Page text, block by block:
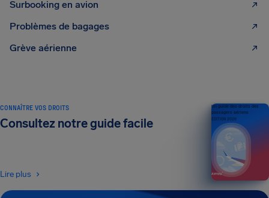
Surbooking en avion
Problèmes de bagages
Grève aérienne
CONNAÎTRE VOS DROITS
Consultez notre guide facile
Lire plus
Un guide des droits des
passagers aériens
ÉDITION 2026